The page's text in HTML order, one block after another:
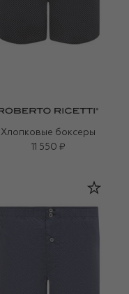
Хлопковые боксеры
11 550 ₽